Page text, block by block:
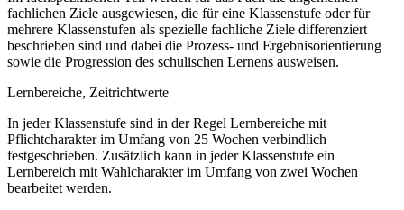
fachlichen Ziele ausgewiesen, die für eine Klassenstufe oder für
mehrere Klassenstufen als spezielle fachliche Ziele differenziert
beschrieben sind und dabei die Prozess- und Ergebnisorientierung
sowie die Progression des schulischen Lernens ausweisen.
Lernbereiche, Zeitrichtwerte
In jeder Klassenstufe sind in der Regel Lernbereiche mit
Pflichtcharakter im Umfang von 25 Wochen verbindlich
festgeschrieben. Zusätzlich kann in jeder Klassenstufe ein
Lernbereich mit Wahlcharakter im Umfang von zwei Wochen
bearbeitet werden.